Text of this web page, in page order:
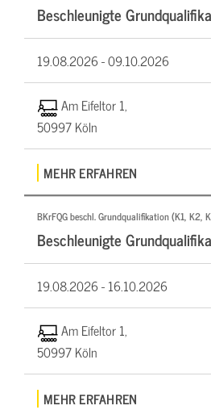
Beschleunigte
19.08.2026 -09.10.2026
Am Eifeltor 1,
50997 Köln
MEHR ERFAHREN
BKrFQG beschl. Grundqualifikation (K1, K2,
Beschleunigte
19.08.2026 -16.10.2026
Am Eifeltor 1,
50997 Köln
MEHR ERFAHREN